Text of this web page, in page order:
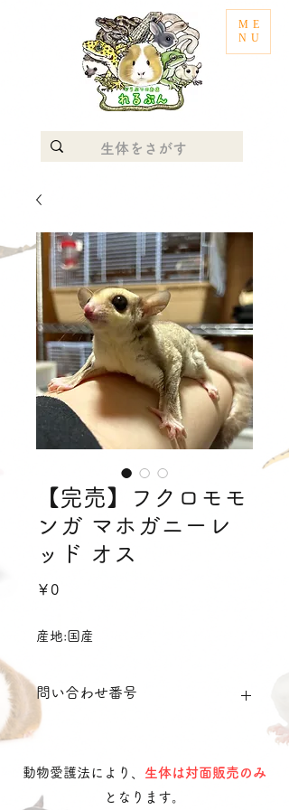
ME
NU
【完売】フクロモモ
ンガ マホガニーレ
ッド オス
￥0価
産地:国産
問い合わせ番号
sgmhrm01
動物愛護法により、 生体は対面販売のみ
となります。